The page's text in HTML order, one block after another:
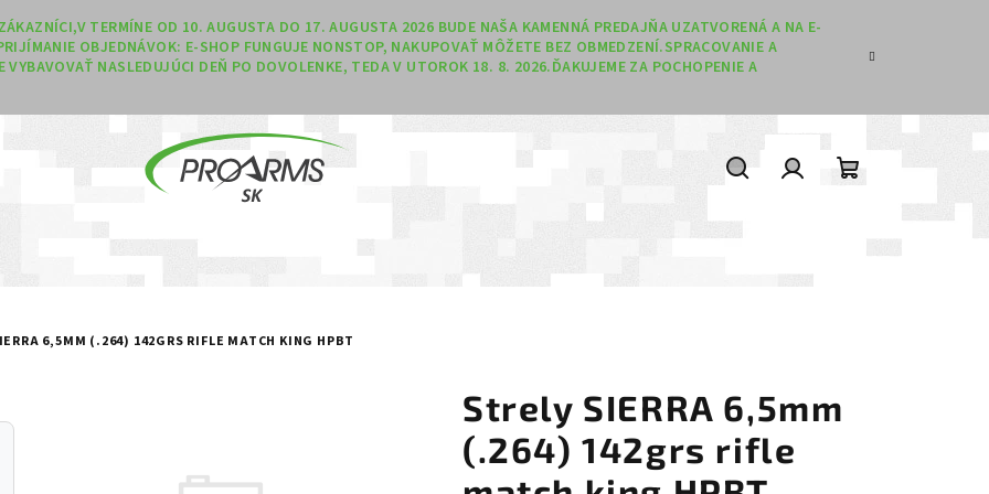
TERMÍNE OD 10. AUGUSTA DO 17. AUGUSTA 2026 BUDE NAŠA KAMENNÁ PREDAJŇA UZATVORENÁ A NA E-
OBJEDNÁVOK: E-SHOP FUNGUJE NONSTOP, NAKUPOVAŤ MÔŽETE BEZ OBMEDZENÍ.SPRACOVANIE A
VYBAVOVAŤ NASLEDUJÚCI DEŇ PO DOVOLENKE, TEDA V UTOROK 18. 8. 2026.ĎAKUJEME ZA POCHOPENIE A
Nákupný košík
6,5MM (.264) 142GRS RIFLE MATCH KING HPBT
Strely SIERRA 6,5mm
(.264) 142grs rifle